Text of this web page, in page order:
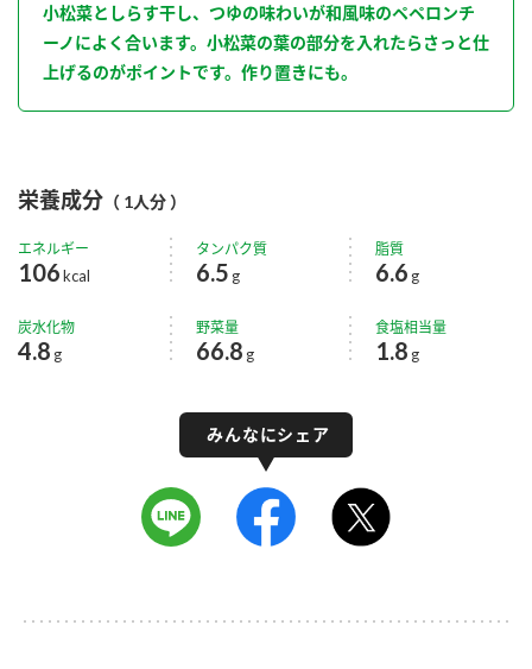
小松菜としらす干し、つゆの味わいが和風味のペペロンチ
ーノによく合います。小松菜の葉の部分を入れたらさっと仕
上げるのがポイントです。作り置きにも。
栄養成分 （ 1人分 ）
エネルギー
106kcal
タンパク質
6.5 g
脂質
6.6 g
炭水化物
4.8 g
野菜量
66.8 g
食塩相当量
1.8 g